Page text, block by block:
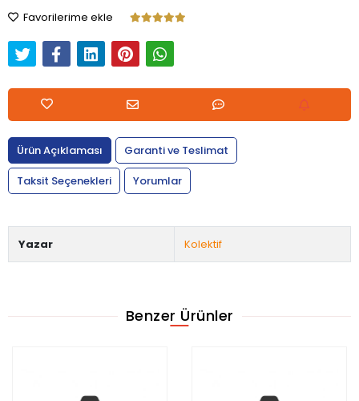
Favorilerime ekle
Ürün Açıklaması
Garanti ve Teslimat
Taksit Seçenekleri
Yorumlar
Yazar Kolektif
Benzer Ürünler